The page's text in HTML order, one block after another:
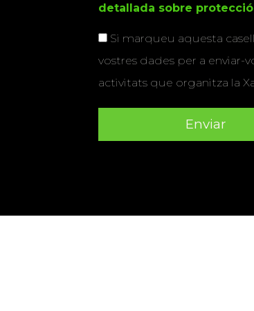
detallada sobre
Si marqueu aquesta
vostres dades per a enviar-
activitats que organitza la